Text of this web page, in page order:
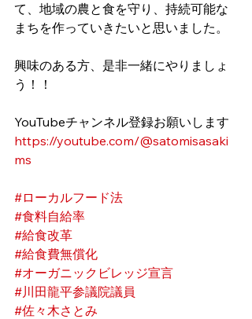
て、地域の農と食を守り、持続可能な
まちを作っていきたいと思いました。
興味のある方、是非一緒にやりましょ
う！！
YouTubeチャンネル登録お願いします
https://youtube.com/@satomisasaki
ms
#ローカルフード法
#食料自給率
#給食改革
#給食費無償化
#オーガニックビレッジ宣言
#川田龍平参議院議員
#佐々木さとみ